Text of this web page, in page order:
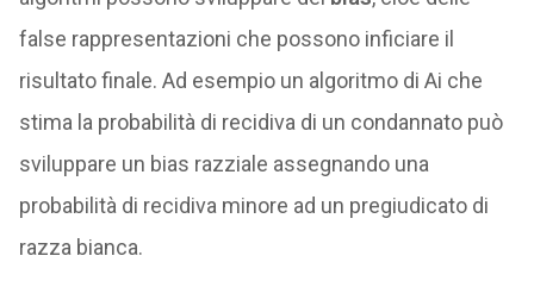
false rappresentazioni che possono inficiare il
risultato finale. Ad esempio un algoritmo di Ai che
stima la probabilità di recidiva di un condannato può
sviluppare un bias razziale assegnando una
probabilità di recidiva minore ad un pregiudicato di
razza bianca.